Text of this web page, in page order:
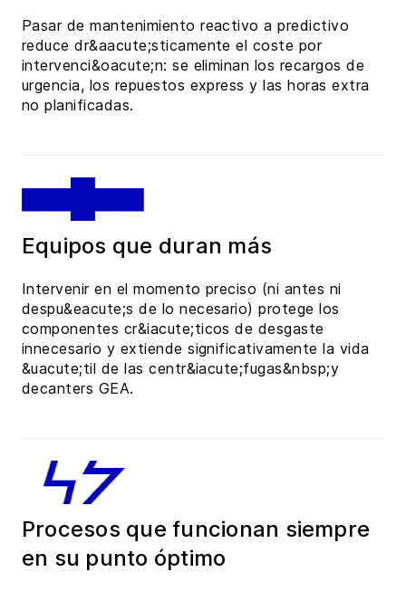
Pasar de mantenimiento reactivo a predictivo
reduce dr&aacute;sticamente el coste por
intervenci&oacute;n: se eliminan los recargos de
urgencia, los repuestos express y las horas extra
no planificadas.
Equipos que duran más
Intervenir en el momento preciso (ni antes ni
despu&eacute;s de lo necesario) protege los
componentes cr&iacute;ticos de desgaste
innecesario y extiende significativamente la vida
&uacute;til de las centr&iacute;fugas&nbsp;y
decanters GEA.
Procesos que funcionan siempre
en su punto óptimo